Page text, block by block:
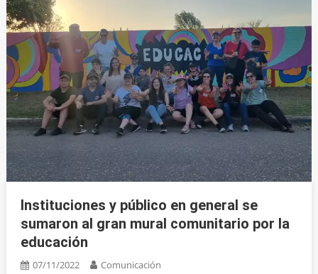
Instituciones y público en general se
sumaron al gran mural comunitario por la
educación
07/11/2022 Comunicación